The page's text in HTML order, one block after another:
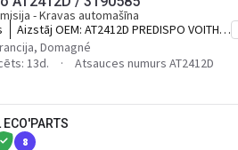
- Kravas automašīna
Aizstāj OEM: AT2412D PREDISPO VOITH
3190585Domagné
13d.
Atsauces numurs AT2412D
ECO'PARTS
8